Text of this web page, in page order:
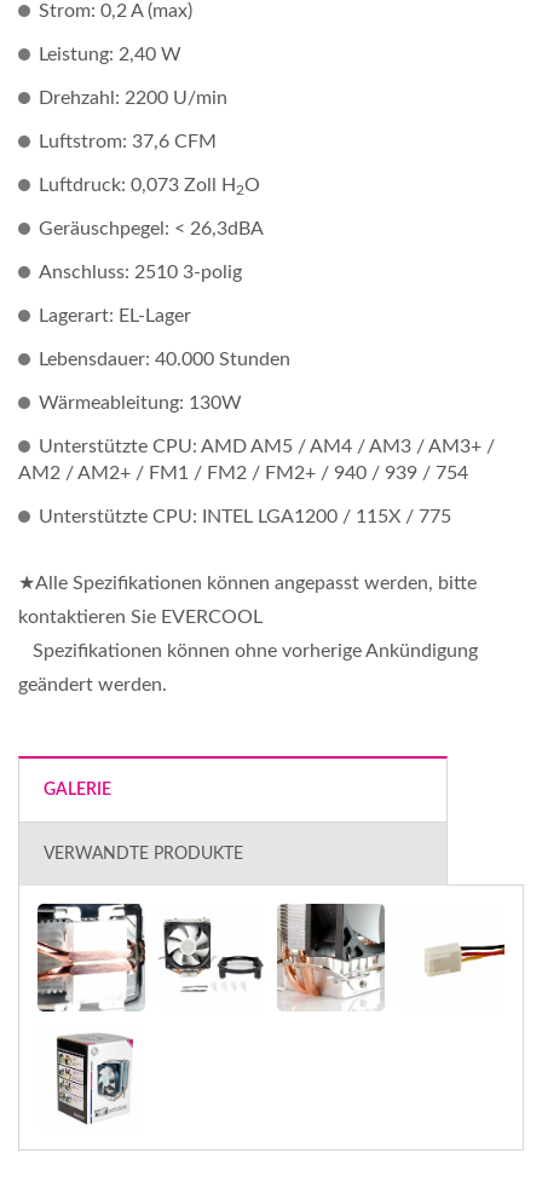
Strom: 0,2 A (max)
Leistung: 2,40 W
Drehzahl: 2200 U/min
Luftstrom: 37,6 CFM
Luftdruck: 0,073 Zoll H 2O
Geräuschpegel: < 26,3dBA
Anschluss: 2510 3-polig
Lagerart: EL-Lager
Lebensdauer: 40.000 Stunden
Wärmeableitung: 130W
Unterstützte CPU: AMD AM5 / AM4 / AM3 / AM3+ /
AM2 / AM2+ / FM1 / FM2 / FM2+ / 940 / 939 / 754
Unterstützte CPU: INTEL LGA1200 / 115X / 775
★Alle Spezifikationen können angepasst werden, bitte
kontaktieren Sie EVERCOOL
Spezifikationen können ohne vorherige Ankündigung
geändert werden.
GALERIE
VERWANDTE PRODUKTE